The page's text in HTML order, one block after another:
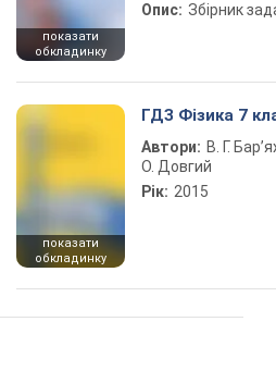
показати
обкладинку
Опис: Збірник
показати
обкладинку
ГДЗ Фізика 7
Автори: В. Г.
О. Довгий
Рік: 2015